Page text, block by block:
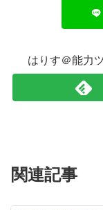
はりす＠能力
関連記事